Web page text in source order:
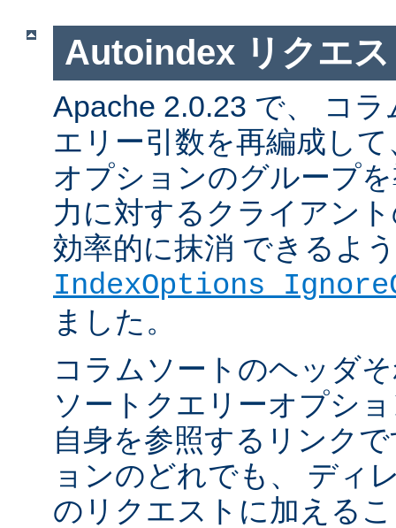
Autoindex リクエ
Apache 2.0.23 で、 コ
エリー引数を再編成し
オプションのグループ
力に対するクライアン
効率的に抹消 できるよ
IndexOptions
ました。
コラムソートのヘッダ
ソートクエリーオプシ
自身を参照するリンク
ョンのどれでも、 ディ
のリクエストに加える